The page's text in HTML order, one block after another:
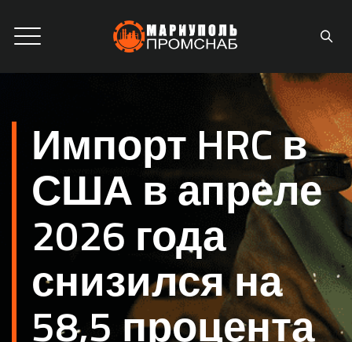
Импорт HRC в
США в апреле
2026 года
снизился на
58,5 процента